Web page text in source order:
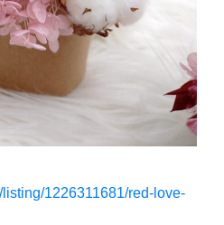
1226311681/red-love-